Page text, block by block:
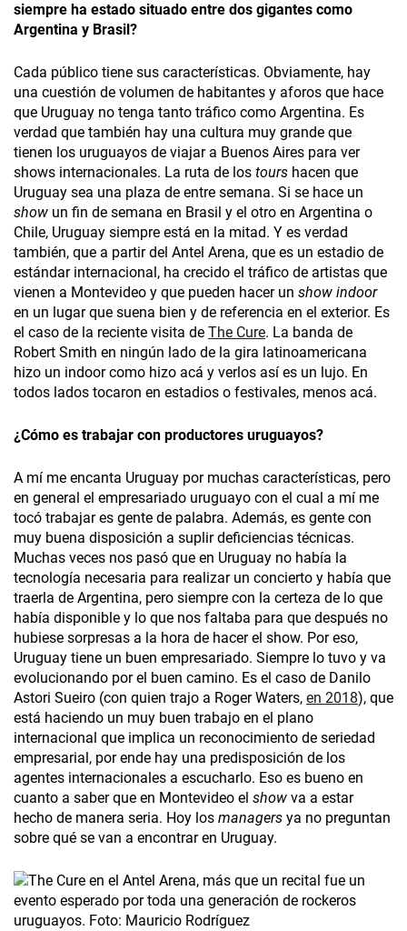
siempre ha estado situado entre dos gigantes como
Argentina­ y Brasil?
Cada público tiene sus características. Obviamente­, hay
una cuestión de volumen de habitantes y aforos que hace
que Uruguay no tenga tanto tráfico como Argentina. Es
verdad que también hay una cultura muy grande que
tienen los uruguayos de viajar a Buenos Aires para ver
shows internacionales. La ruta de los tours hacen que
Uruguay sea una plaza de entre semana. Si se hace un
show un fin de semana en Brasil y el otro en Argentina o
Chile, Uruguay siempre está en la mitad. Y es verdad
también, que a partir del Antel Arena, que es un estadio de
estándar internacional, ha crecido el tráfico de artistas que
vienen a Montevideo y que pueden hacer un show indoor
en un lugar que suena bien y de referencia en el exterior. Es
el caso de la reciente visita de The Cure. La banda de
Robert Smith en ningún lado de la gira latinoamericana
hizo un indoor como hizo acá y verlos así es un lujo. En
todos lados tocaron en estadios o festivales, menos acá.
¿Cómo es trabajar con productores uruguayos?
A mí me encanta Uruguay por muchas características, pero
en general el empresariado uruguayo con el cual a mí me
tocó trabajar es gente de palabra. Además, es gente con
muy buena disposición a suplir deficiencias técnicas.
Muchas veces nos pasó que en Uruguay no había la
tecnología necesaria para realizar un concierto y había que
traerla de Argentina, pero siempre con la certeza de lo que
había disponible y lo que nos faltaba para que después no
hubiese sorpresas a la hora de hacer el show. Por eso,
Uruguay tiene un buen empresariado. Siempre lo tuvo y va
evolucionando por el buen camino. Es el caso de Danilo
Astori Sueiro (con quien trajo a Roger Waters, en 2018), que
está haciendo un muy buen trabajo en el plano
internacional que implica un reconocimiento de seriedad
empresarial, por ende hay una predisposición de los
agentes internacionales a escucharlo. Eso es bueno en
cuanto a saber que en Montevideo el show va a estar
hecho de manera seria. Hoy los managers ya no preguntan
sobre qué se van a encontrar en Uruguay.